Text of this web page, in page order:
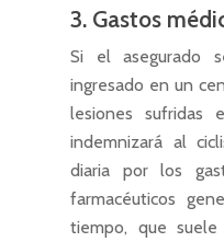
3. Gastos
Si el asegurado
ingresado en un
lesiones sufridas
indemnizará al
diaria por los
farmacéuticos
tiempo, que